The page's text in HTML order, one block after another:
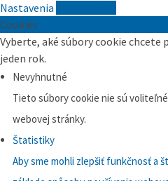
Nastavenia
Cookies
Vyberte, aké súbory cookie chcete
jeden rok.
Nevyhnutné
Tieto súbory cookie nie sú
webovej stránky.
Štatistiky
Aby sme mohli zlepšiť funkčnosť a